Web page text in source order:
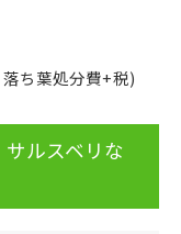
ち葉処分費+税)
ルスベリな